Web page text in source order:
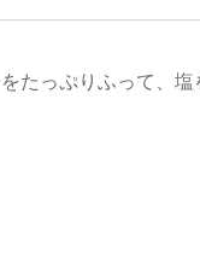
たっぷりふって、